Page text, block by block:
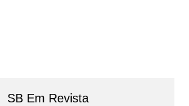
SB Em Revista